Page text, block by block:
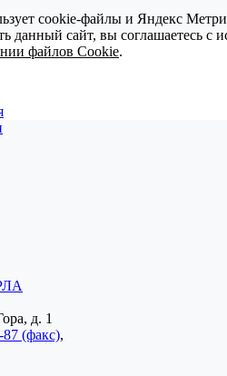
д. 1
(факс),
cookie-файлы и Яндекс
данный сайт, вы соглашаетесь
файлов Cookie.